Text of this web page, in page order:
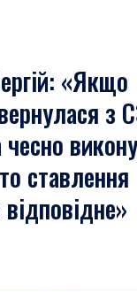
«Якщо
з
ставлення